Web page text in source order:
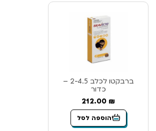
ברבקטו לכלב 2-4.5 –
כדור
212.00 ₪
הוספה לסל